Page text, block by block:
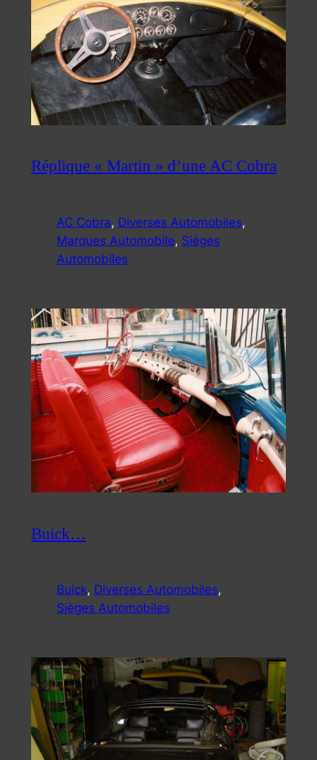
Réplique « Martin » d’une AC Cobra
AC Cobra, Diverses Automobiles
Marques Automobile, Sièges
Automobiles
Buick…
Buick, Diverses Automobiles
Sièges Automobiles